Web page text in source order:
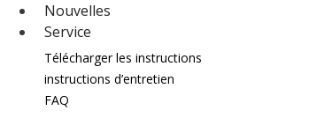
Nouvelles
Service
Télécharger les instructions
instructions d’entretien
FAQ
Distribution
Contact